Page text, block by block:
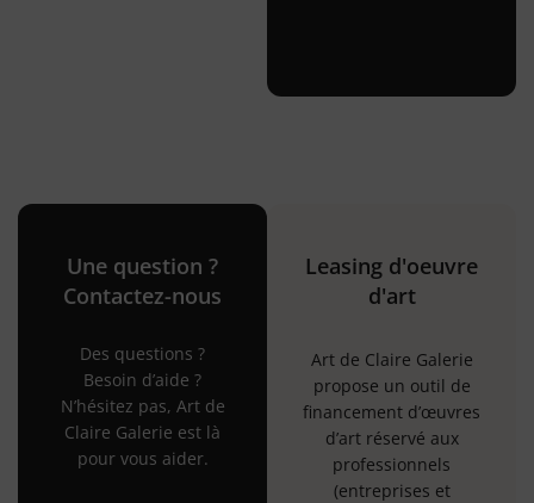
Une question ?
Contactez-nous
Des questions ?
Besoin d’aide ?
N’hésitez pas, Art de
Claire Galerie est là
pour vous aider.
Leasing d'oeuvre
d'art
Art de Claire Galerie
propose un outil de
financement d’œuvres
d’art réservé aux
professionnels
(entreprises et